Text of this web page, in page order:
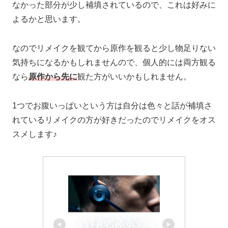
なかった部分が少し補填されているので、これは好みに
よるかと思います。
なのでリメイクを観てから原作を観ると少し物足りない
気持ちになるかもしれませんので、個人的には両方観る
なら原作から先に観た方がいいかもしれません。
1つでお腹いっぱいという方は自分は色々と話が補填さ
れているリメイクの方が好きだったのでリメイクをオス
スメします♪